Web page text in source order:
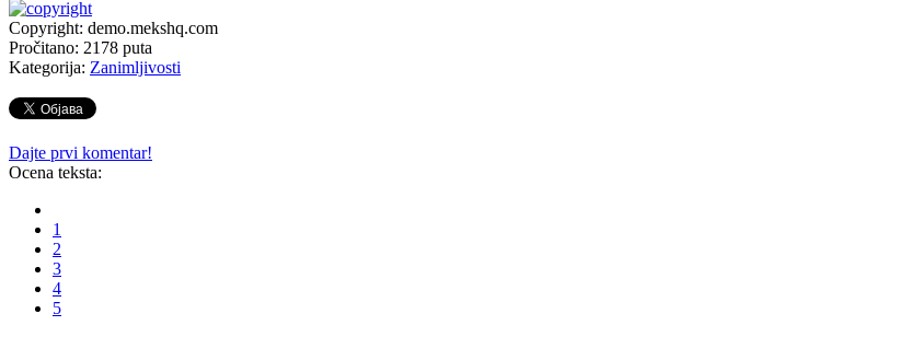
Copyright: demo.mekshq.com
Pročitano: 2178 puta
Kategorija: Zanimljivosti
Dajte prvi komentar!
Ocena teksta:
1
2
3
4
5